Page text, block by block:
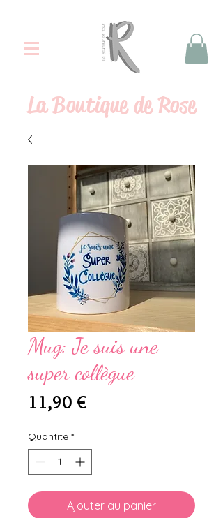
LaBoutique de Rose
Mug: Je suis une
super collègue
11,90 €Prix
Quantité *
Ajouter au panier